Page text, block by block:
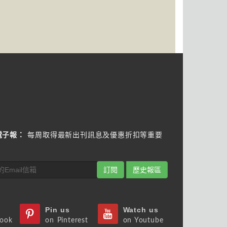
報：
每周取得最新出刊訊息及優惠折扣等重要
訂閱 歷史報區
Pin us
on Pinterest
Watch us
on Youtube